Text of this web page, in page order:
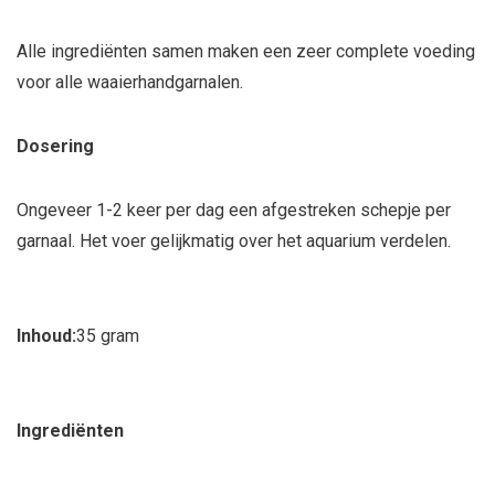
Alle ingrediënten samen maken een zeer complete voeding
voor alle waaierhandgarnalen.
Dosering
Ongeveer 1-2 keer per dag een afgestreken schepje per
garnaal. Het voer gelijkmatig over het aquarium verdelen.
Inhoud:35 gram
Ingrediënten